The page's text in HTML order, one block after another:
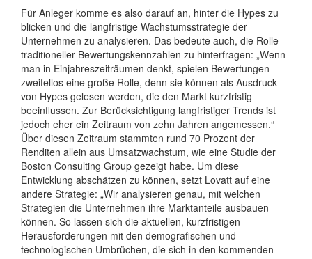
Für Anleger komme es also darauf an, hinter die Hypes zu
blicken und die langfristige Wachstumsstrategie der
Unternehmen zu analysieren. Das bedeute auch, die Rolle
traditioneller Bewertungskennzahlen zu hinterfragen: „Wenn
man in Einjahreszeiträumen denkt, spielen Bewertungen
zweifellos eine große Rolle, denn sie können als Ausdruck
von Hypes gelesen werden, die den Markt kurzfristig
beeinflussen. Zur Berücksichtigung langfristiger Trends ist
jedoch eher ein Zeitraum von zehn Jahren angemessen.“
Über diesen Zeitraum stammten rund 70 Prozent der
Renditen allein aus Umsatzwachstum, wie eine Studie der
Boston Consulting Group gezeigt habe. Um diese
Entwicklung abschätzen zu können, setzt Lovatt auf eine
andere Strategie: „Wir analysieren genau, mit welchen
Strategien die Unternehmen ihre Marktanteile ausbauen
können. So lassen sich die aktuellen, kurzfristigen
Herausforderungen mit den demografischen und
technologischen Umbrüchen, die sich in den kommenden